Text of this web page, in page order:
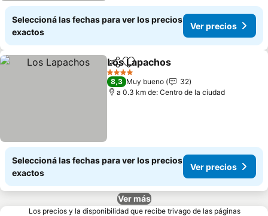
Seleccioná las fechas para ver los precios
exactos
Ver precios
CompartirAñadir a favoritos
Los Lapachos
4 Estrellas
8,3 Muy bueno
32
a 0.3 km de: Centro de la ciudad
Seleccioná las fechas para ver los precios
exactos
Ver precios
Ver más
Los precios y la disponibilidad que recibe trivago de las páginas